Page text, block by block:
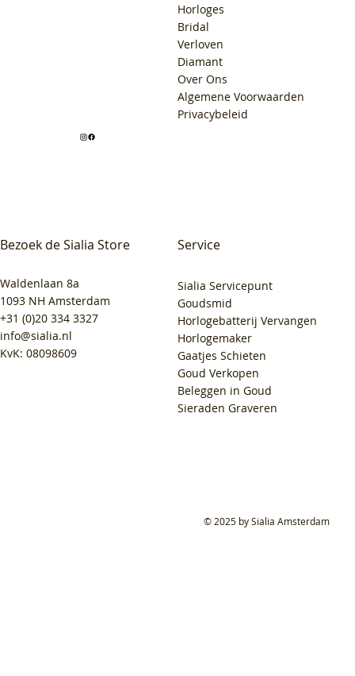
Bezoek de Sialia Store
Waldenlaan 8a
1093 NH Amsterdam
+31 (0)20 334 3327
info@sialia.nl
KvK: 08098609
Horloges
Bridal
Verloven
Diamant
Over Ons
Algemene Voorwaarden
Privacybeleid
Service
Sialia Servicepunt
Goudsmid
Horlogebatterij Vervangen
Horlogemaker
Gaatjes Schieten
Goud Verkopen
Beleggen in Goud
Sieraden Graveren
© 2025 by Sialia Amsterdam